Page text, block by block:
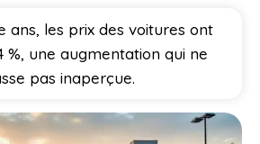
ans, les prix des voitures ont
%, une augmentation qui ne
pas inaperçue.